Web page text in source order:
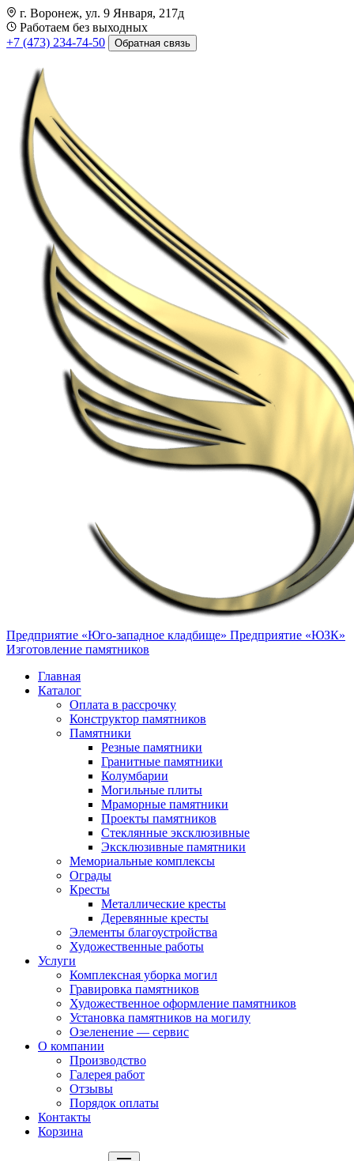
г. Воронеж, ул. 9 Января, 217д
Работаем без выходных
+7 (473) 234-74-50
Обратная связь
Предприятие «Юго-западное кладбище» Предприятие «ЮЗК»
Изготовление памятников
Главная
Каталог
Оплата в рассрочку
Конструктор памятников
Памятники
Резные памятники
Гранитные памятники
Колумбарии
Могильные плиты
Мраморные памятники
Проекты памятников
Стеклянные эксклюзивные
Эксклюзивные памятники
Мемориальные комплексы
Ограды
Кресты
Металлические кресты
Деревянные кресты
Элементы благоустройства
Художественные работы
Услуги
Комплексная уборка могил
Гравировка памятников
Художественное оформление памятников
Установка памятников на могилу
Озеленение — сервис
О компании
Производство
Галерея работ
Отзывы
Порядок оплаты
Контакты
Корзина